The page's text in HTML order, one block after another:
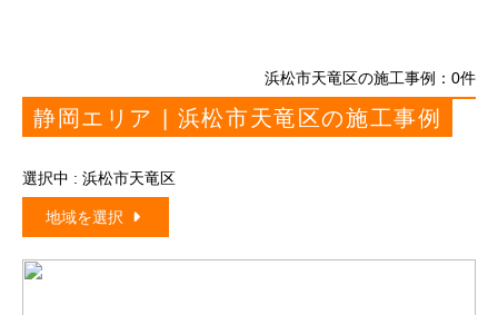
浜松市天竜区の施工事例： 0件
静岡エリア | 浜松市天竜区の施工事例
選択中 : 浜松市天竜区
地域を選択